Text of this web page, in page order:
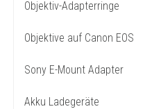
Objektiv-Adapterringe
Objektive auf Canon EOS
Sony E-Mount Adapter
Akku Ladegeräte